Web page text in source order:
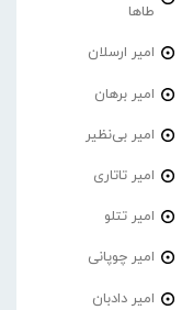
طاها
امیر ارسلان
امیر برهان
امیر بی‌نظیر
امیر تاتاری
امیر تتلو
امیر چوپانی
امیر دادبان